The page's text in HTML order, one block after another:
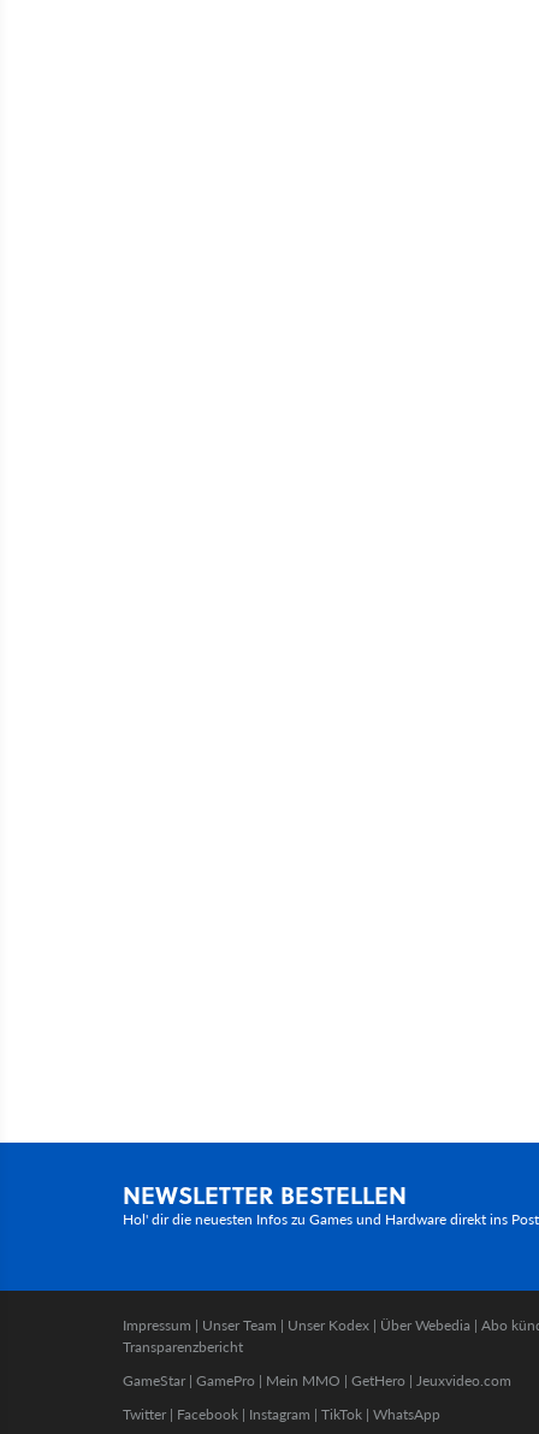
NEWSLETTER BESTELLEN
Hol' dir die neuesten Infos zu Games und Hardware direkt ins
Impressum | Unser Team | Unser Kodex | Über Webedia | Abo
Transparenzbericht
GameStar | GamePro | Mein MMO | GetHero | Jeuxvideo.com
Twitter | Facebook | Instagram | TikTok | WhatsApp